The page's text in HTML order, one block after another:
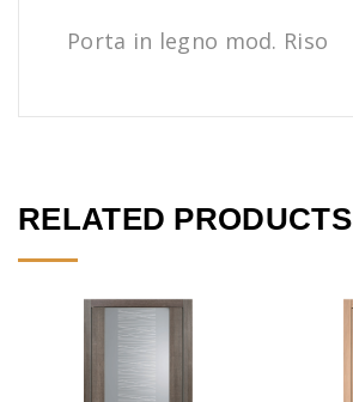
Porta in legno mod. Riso
RELATED PRODUCTS